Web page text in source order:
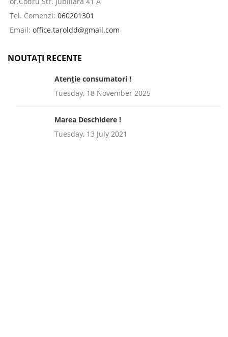
Tel. Comenzi: 060201301
Email: office.taroldd@gmail.com
NOUTAȚI RECENTE
Atenție consumatori !
Tuesday, 18 November 2025
Marea Deschidere !
Tuesday, 13 July 2021